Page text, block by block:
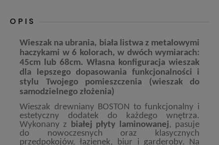
OPIS
Wieszak na ubrania, biała listwa z metalowymi
haczykami w 6 kolorach, w dwóch wymiarach:
45cm lub 68cm. Własna konfiguracja wieszak
dla lepszego dopasowania funkcjonalności i
stylu Twojego pomieszczenia (wieszak do
samodzielnego złożenia)
Wieszak drewniany BOSTON to funkcjonalny i
estetyczny dodatek do każdego wnętrza.
Wykonany z
białej płyty laminowanej, pasuje
do nowoczesnych oraz klasycznych
przedpokojów, łazienek, biur i garderoby. Na